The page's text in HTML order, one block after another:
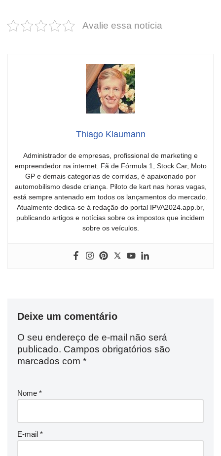
2025!
de emoção
Avalie essa notícia
Thiago Klaumann
Administrador de empresas, profissional de marketing e
empreendedor na internet. Fã de Fórmula 1, Stock Car, Moto
GP e demais categorias de corridas, é apaixonado por
automobilismo desde criança. Piloto de kart nas horas vagas,
está sempre antenado em todos os lançamentos do mercado.
Atualmente dedica-se à redação do portal IPVA2024.app.br,
publicando artigos e notícias sobre os impostos que incidem
sobre os veículos.
Deixe um comentário
O seu endereço de e-mail não será
publicado. Campos obrigatórios são
marcados com *
Nome *
E-mail *